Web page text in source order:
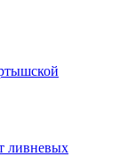
ливневых